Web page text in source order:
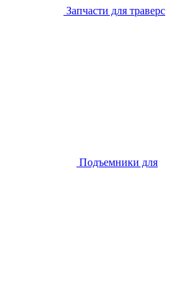
Запчасти для траверс
Подъемники для